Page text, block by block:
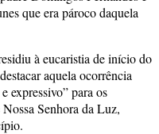
que era pároco daquela
à eucaristia de início do
aquela ocorrência
expressivo” para os
Senhora da Luz,